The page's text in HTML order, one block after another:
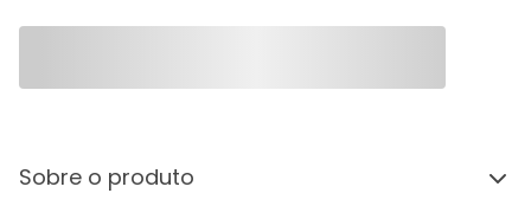
Sobre o produto